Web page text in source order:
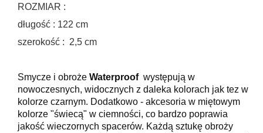
ROZMIAR :
długość : 122 cm
szerokość : 2,5 cm
Smycze i obroże Waterproof występują w
nowoczesnych, widocznych z daleka kolorach jak tez w
kolorze czarnym. Dodatkowo - akcesoria w miętowym
kolorze "świecą" w ciemności, co bardzo poprawia
jakość wieczornych spacerów. Każdą sztukę obroży